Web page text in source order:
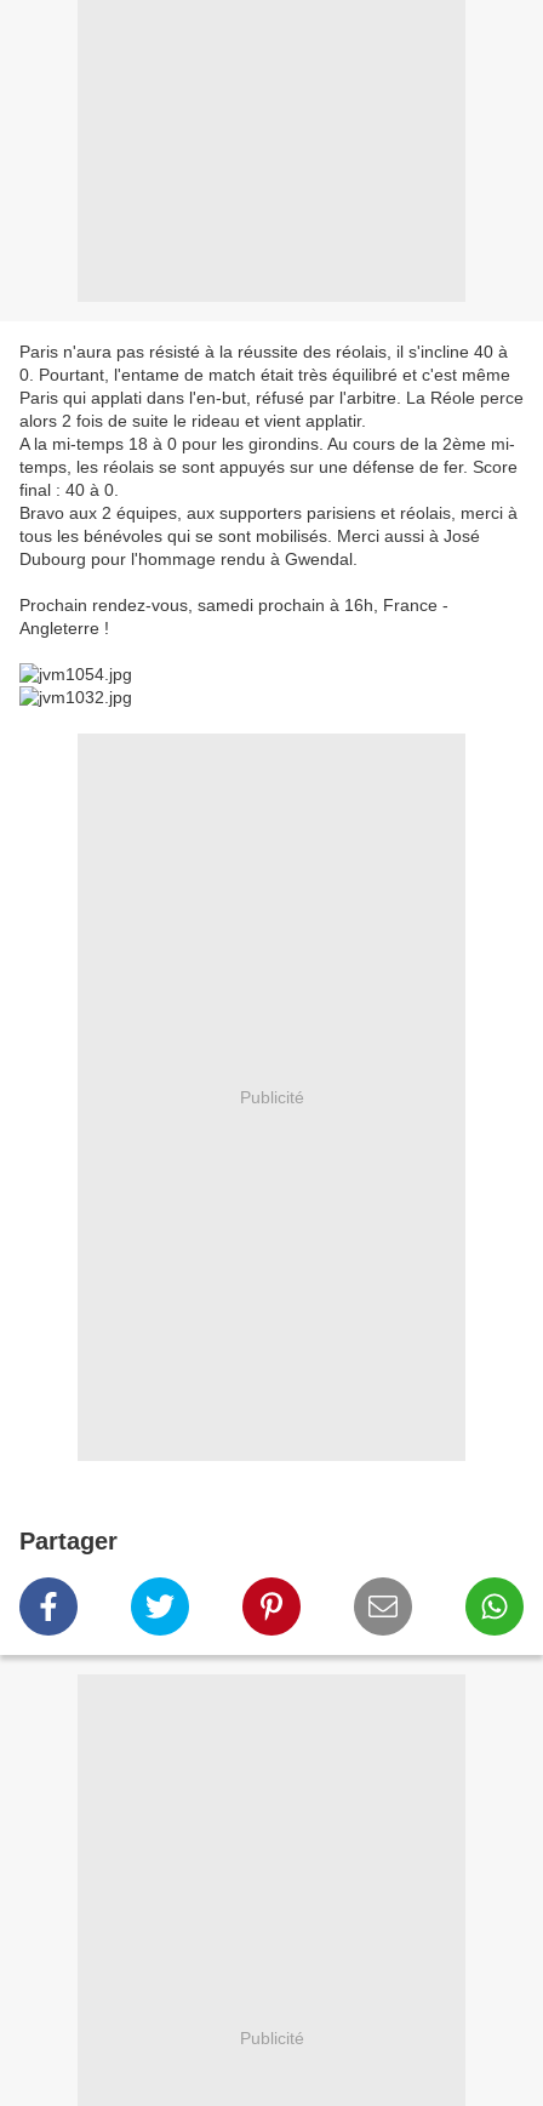
Paris n'aura pas résisté à la réussite des réolais, il s'incline 40 à
0. Pourtant, l'entame de match était très équilibré et c'est même
Paris qui applati dans l'en-but, réfusé par l'arbitre. La Réole perce
alors 2 fois de suite le rideau et vient applatir.
A la mi-temps 18 à 0 pour les girondins. Au cours de la 2ème mi-
temps, les réolais se sont appuyés sur une défense de fer. Score
final : 40 à 0.
Bravo aux 2 équipes, aux supporters parisiens et réolais, merci à
tous les bénévoles qui se sont mobilisés. Merci aussi à José
Dubourg pour l'hommage rendu à Gwendal.
Prochain rendez-vous, samedi prochain à 16h, France -
Angleterre !
Publicité
Partager
Publicité